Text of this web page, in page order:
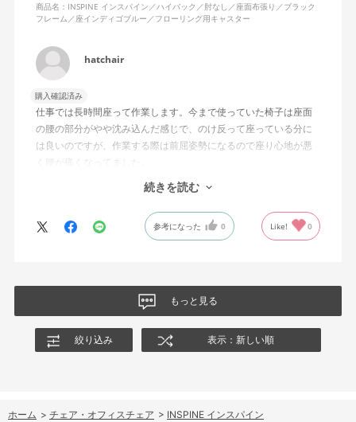
商品名：INSPINE インスパイン／ハイバック／肘なし／座面布張り／ブラック
フレーム／座インディゴブルー／フローリング用キャスター
hatchair
購入確認済み
仕事では長時間座って作業します。今まで使っていた椅子は座面
の腰の部分がやや沈み込んだ感じで、のけ反って座っている分に
は良いのですが、作業する際は前屈姿勢になるので座り心地が悪
く腰が痛くなってました。
それに比べて、この椅子は座面が前屈姿勢に調整でき、また背も
たれ部分をワイヤーで張力かけられるので、体重が座面と背もた
れで分散されて長時間座っていても楽に作業できるようになりま
した。
現状は非常に気に入ってます。
続きを読む
参考になった 0 Like! 0
もっと見る
絞り込み 表示：新しい順
ホーム > チェア・オフィスチェア > INSPINE インスパイン